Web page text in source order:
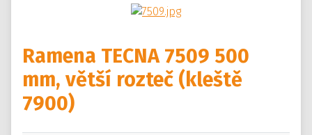
Ramena TECNA 7509 500
mm, větší rozteč (kleště
7900)